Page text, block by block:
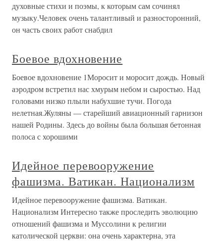
духовные стихи и поэмы, к которым сам сочинял
музыку.Человек очень талантливый и разносторонний,
он часть своих работ снабдил
Боевое вдохновение
Боевое вдохновение 1Моросит и моросит дождь. Новый
аэродром встретил нас хмурым небом и сыростью. Над
головами низко плыли набухшие тучи. Погода
нелетная.Жуляны — старейший авиационный гарнизон
нашей Родины. Здесь до войны была большая бетонная
полоса с хорошими
Идейное перевооружение
фашизма. Ватикан. Национализм
Идейное перевооружение фашизма. Ватикан.
Национализм Интересно также проследить эволюцию
отношений фашизма и Муссолини к религии
католической церкви: она очень характерна, эта